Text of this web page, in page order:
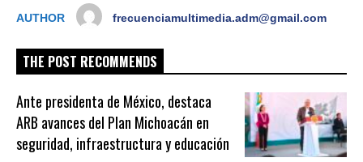
AUTHOR frecuenciamultimedia.adm@gmail.com
THE POST RECOMMENDS
Ante presidenta de México, destaca
ARB avances del Plan Michoacán en
seguridad, infraestructura y educación